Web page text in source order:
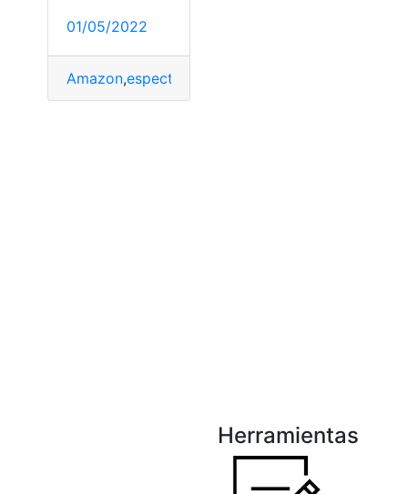
01/05/2022
Amazon,espectadores
Herramientas